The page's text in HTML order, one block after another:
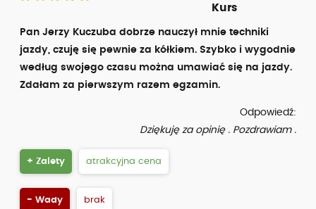
Kurs
Pan Jerzy Kuczuba dobrze nauczył mnie techniki
jazdy, czuję się pewnie za kółkiem. Szybko i wygodnie
według swojego czasu można umawiać się na jazdy.
Zdałam za pierwszym razem egzamin.
Odpowiedź:
Dziękuję za opinię . Pozdrawiam .
+ Zalety atrakcyjna cena
- Wady brak